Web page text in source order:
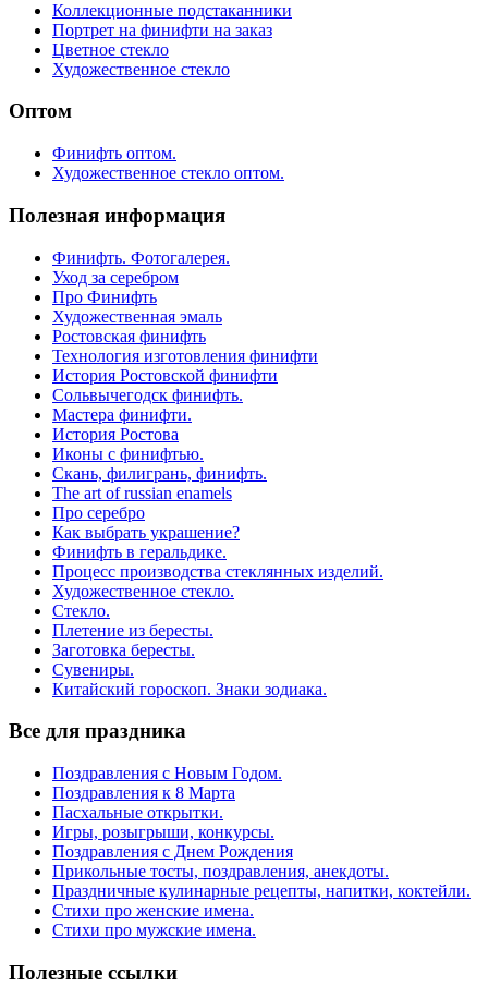
Коллекционные подстаканники
Портрет на финифти на заказ
Цветное стекло
Художественное стекло
Оптом
Финифть оптом.
Художественное стекло оптом.
Полезная информация
Финифть. Фотогалерея.
Уход за серебром
Про Финифть
Художественная эмаль
Ростовская финифть
Технология изготовления финифти
История Ростовской финифти
Сольвычегодск финифть.
Мастера финифти.
История Ростова
Иконы с финифтью.
Скань, филигрань, финифть.
The art of russian enamels
Про серебро
Как выбрать украшение?
Финифть в геральдике.
Процесс производства стеклянных изделий.
Художественное стекло.
Стекло.
Плетение из бересты.
Заготовка бересты.
Сувениры.
Китайский гороскоп. Знаки зодиака.
Все для праздника
Поздравления с Новым Годом.
Поздравления к 8 Марта
Пасхальные открытки.
Игры, розыгрыши, конкурсы.
Поздравления с Днем Рождения
Прикольные тосты, поздравления, анекдоты.
Праздничные кулинарные рецепты, напитки, коктейли.
Стихи про женские имена.
Стихи про мужские имена.
Полезные ссылки